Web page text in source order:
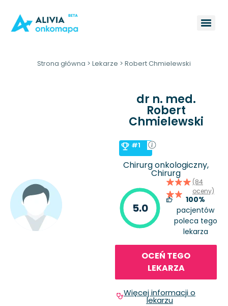
Strona główna > Lekarze > Robert Chmielewski
dr n. med.
Robert
Chmielewski
#1
Chirurg onkologiczny,
Chirurg
5.0
(84
oceny)
100%
pacjentów
poleca tego
lekarza
OCEŃ TEGO
LEKARZA
Więcej informacji o
lekarzu